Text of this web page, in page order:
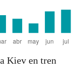
Kiev en tren